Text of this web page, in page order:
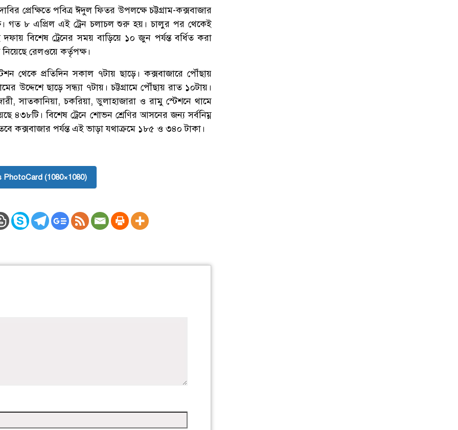
প্রেক্ষিতে পবিত্র ঈদুল ফিতর উপলক্ষে চট্টগ্রাম-কক্সবাজার
গত ৮ এপ্রিল এই ট্রেন চলাচল শুরু হয়। চালুর পর থেকেই
বিশেষ ট্রেনের সময় বাড়িয়ে ১০ জুন পর্যন্ত বর্ধিত করা
রেলওয়ে কর্তৃপক্ষ।
থেকে প্রতিদিন সকাল ৭টায় ছাড়ে। কক্সবাজারে পৌঁছায়
উদ্দেশে ছাড়ে সন্ধ্যা ৭টায়। চট্টগ্রামে পৌঁছায় রাত ১০টায়।
সাতকানিয়া, চকরিয়া, ডুলাহাজারা ও রামু স্টেশনে থামে
৪৩৮টি। বিশেষ ট্রেনে শোভন শ্রেণির আসনের জন্য সর্বনিম্ন
কক্সবাজার পর্যন্ত এই ভাড়া যথাক্রমে ১৮৫ ও ৩৪০ টাকা।
PhotoCard (1080×1080)